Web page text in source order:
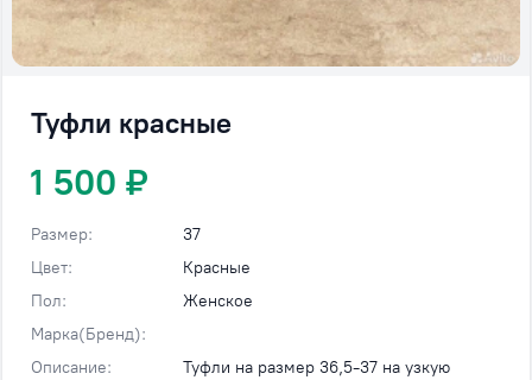
Туфли красные
1 500 ₽
Размер:
37
Цвет:
Красные
Пол:
Женское
Марка(Бренд):
Описание:
Туфли на размер 36,5-37 на узкую